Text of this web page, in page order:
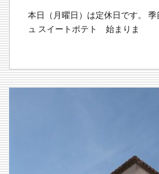
本日（月曜日）は定休日です。
ュ スイートポテト 始まりま